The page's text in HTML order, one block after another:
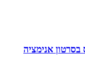
אנימציה